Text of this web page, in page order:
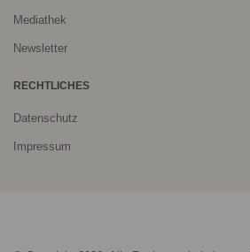
Mediathek
Newsletter
RECHTLICHES
Datenschutz
Impressum